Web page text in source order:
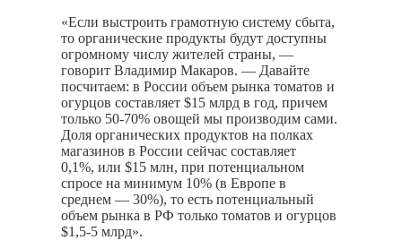
«Если выстроить грамотную систему сбыта,
то органические продукты будут доступны
огромному числу жителей страны, —
говорит Владимир Макаров. — Давайте
посчитаем: в России объем рынка томатов и
огурцов составляет $15 млрд в год, причем
только 50-70% овощей мы производим сами.
Доля органических продуктов на полках
магазинов в России сейчас составляет
0,1%, или $15 млн, при потенциальном
спросе на минимум 10% (в Европе в
среднем — 30%), то есть потенциальный
объем рынка в РФ только томатов и огурцов
$1,5-5 млрд».